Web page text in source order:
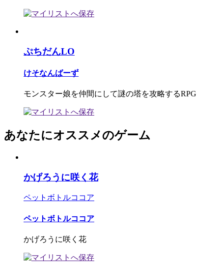
ぷちだんLO
けそなんばーず
モンスター娘を仲間にして謎の塔を攻略するRPG
あなたにオススメのゲーム
かげろうに咲く花
ペットボトルココア
ペットボトルココア
かげろうに咲く花